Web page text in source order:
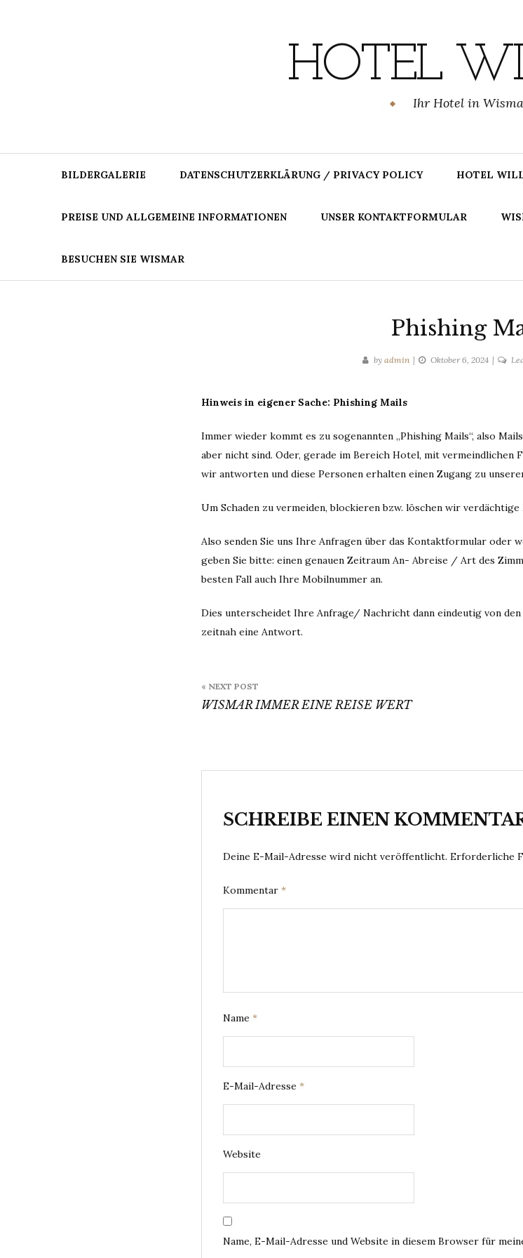
HOTEL
Ihr Hotel in
BILDERGALERIE DATENSCHUTZERKLÄRUNG / PRIVACY POLICY HOTEL
PREISE UND ALLGEMEINE INFORMATIONEN UNSER KONTAKTFORMULAR
BESUCHEN SIE WISMAR
Phishing
by admin Oktober 6, 2024
Hinweis in eigener Sache: Phishing Mails
Immer wieder kommt es zu sogenannten „Phishing Mails“, also
aber nicht sind. Oder, gerade im Bereich Hotel, mit vermeindlichen
wir antworten und diese Personen erhalten einen Zugang zu
Um Schaden zu vermeiden, blockieren bzw. löschen wir
Also senden Sie uns Ihre Anfragen über das Kontaktformular oder
geben Sie bitte: einen genauen Zeitraum An- Abreise / Art des
besten Fall auch Ihre Mobilnummer an.
Dies unterscheidet Ihre Anfrage/ Nachricht dann eindeutig von
zeitnah eine Antwort.
« NEXT POST
WISMAR IMMER EINE REISE WERT
SCHREIBE EINEN
Deine E-Mail-Adresse wird nicht veröffentlicht. Erforderliche
Kommentar *
Name *
E-Mail-Adresse *
Website
Name, E-Mail-Adresse und Website in diesem Browser für